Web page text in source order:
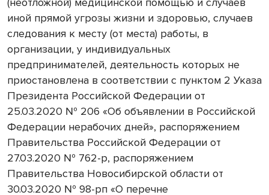
иной прямой угрозы жизни и здоровью, случаев
следования к месту (от места) работы, в
организации, у индивидуальных
предпринимателей, деятельность которых не
приостановлена в соответствии с пунктом 2 Указа
Президента Российской Федерации от
25.03.2020 № 206 «Об объявлении в Российской
Федерации нерабочих дней», распоряжением
Правительства Российской Федерации от
27.03.2020 № 762-р, распоряжением
Правительства Новосибирской области от
30.03.2020 № 98-рп «О перечне